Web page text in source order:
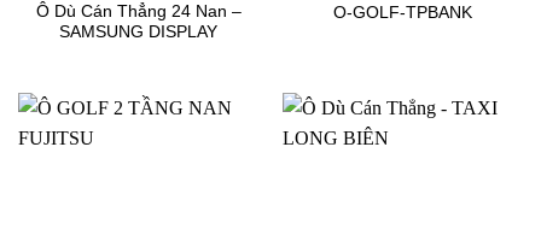
Ô Dù Cán Thẳng 24 Nan –
SAMSUNG DISPLAY
O-GOLF-TPBANK